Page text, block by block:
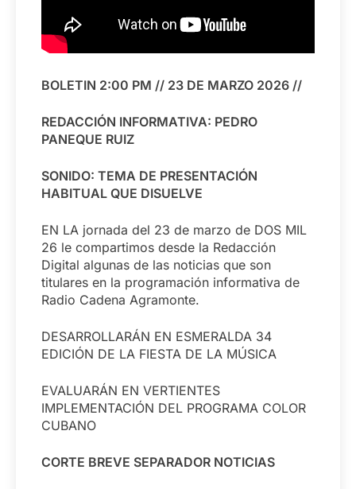
BOLETIN 2:00 PM // 23 DE MARZO 2026 //
REDACCIÓN INFORMATIVA: PEDRO
PANEQUE RUIZ
SONIDO: TEMA DE PRESENTACIÓN
HABITUAL QUE DISUELVE
EN LA jornada del 23 de marzo de DOS MIL
26 le compartimos desde la Redacción
Digital algunas de las noticias que son
titulares en la programación informativa de
Radio Cadena Agramonte.
DESARROLLARÁN EN ESMERALDA 34
EDICIÓN DE LA FIESTA DE LA MÚSICA
EVALUARÁN EN VERTIENTES
IMPLEMENTACIÓN DEL PROGRAMA COLOR
CUBANO
CORTE BREVE SEPARADOR NOTICIAS